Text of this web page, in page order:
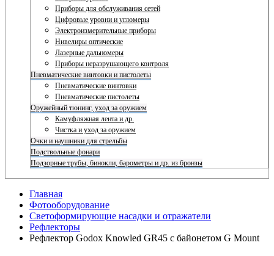
Приборы для обслуживания сетей
Цифровые уровни и угломеры
Электроизмерительные приборы
Нивелиры оптические
Лазерные дальномеры
Приборы неразрушающего контроля
Пневматические винтовки и пистолеты
Пневматические винтовки
Пневматические пистолеты
Оружейный тюнинг, уход за оружием
Камуфляжная лента и др.
Чистка и уход за оружием
Очки и наушники для стрельбы
Подствольные фонари
Подзорные трубы, бинокли, барометры и др. из бронзы
Главная
Фотооборудование
Светоформирующие насадки и отражатели
Рефлекторы
Рефлектор Godox Knowled GR45 с байонетом G Mount